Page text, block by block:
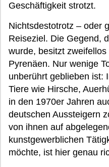
Geschäftigkeit strotzt.
Nichtsdestotrotz – oder
Reiseziel. Die Gegend,
wurde, besitzt
Pyrenäen. Nur wenige
unberührt geblieben ist:
Tiere wie Hirsche,
in den 1970er Jahren
deutschen Aussteigern
von ihnen auf
kunstgewerblichen
möchte, ist hier genau